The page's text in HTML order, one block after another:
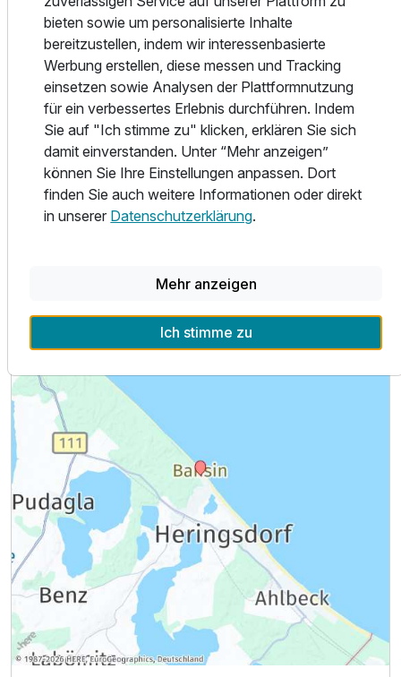
Ausstattung
Einzelzimmer
1 Erwachsenen
Ausstattung
Für 4 Tage
besticht durch seine Nähe zur Natur und durch die in zwei
vornehmen Reihen gestaltete Bäderarchitektur. Mitten im
Ort liegt noch ein kleiner See mit eigener Promenade.
Alle Infos zum Villa Auszeit Hotel garni
bieten sowie um personalisierte Inhalte
bereitzustellen, indem wir interessenbasierte
Werbung erstellen, diese messen und Tracking
einsetzen sowie Analysen der Plattformnutzung
für ein verbessertes Erlebnis durchführen. Indem
Sie auf "Ich stimme zu" klicken, erklären Sie sich
damit einverstanden. Unter “Mehr anzeigen”
können Sie Ihre Einstellungen anpassen. Dort
finden Sie auch weitere Informationen oder direkt
in unserer Datenschutzerklärung.
Mehr anzeigen
Ich stimme zu